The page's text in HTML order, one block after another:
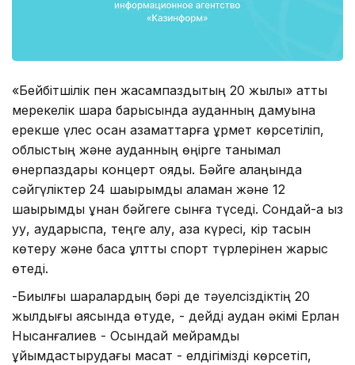
«Бейбітшілік пен жасампаздықтың 20 жылы» атты
мерекелік шара барысында ауданның дамуына
ерекше үлес қосқан азаматтарға құрмет көрсетіліп,
облыстың және ауданның өңірге танымал
өнерпаздары концерт қояды. Бәйге алаңында
сәйгүліктер 24 шақырымдық аламан және 12
шақырымдық құнан бәйгеге сынға түседі. Сондай-ақ қыз
қуу, аударыспақ, теңге алу, қазақ күресі, кір тасын
көтеру және басқа ұлттық спорт түрлерінен жарыс
өтеді.
-Биылғы шаралардың бәрі де тәуелсіздіктің 20
жылдығы аясында өтуде, - дейді аудан әкімі Ерлан
Нысанғалиев - Осындай мейрамды
ұйымдастырудағы мақсат - елдігімізді көрсетіп,